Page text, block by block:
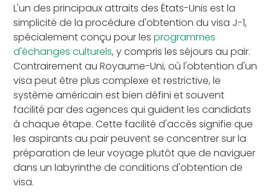
L'un des principaux attraits des États-Unis est la
simplicité de la procédure d'obtention du visa J-1,
spécialement conçu pour lesprogrammes
d'échanges culturels, y compris les séjours au pair.
Contrairement au Royaume-Uni, où l'obtention d'un
visa peut être plus complexe et restrictive, le
système américain est bien défini et souvent
facilité par des agences qui guident les candidats
à chaque étape. Cette facilité d'accès signifie que
les aspirants au pair peuvent se concentrer sur la
préparation de leur voyage plutôt que de naviguer
dans un labyrinthe de conditions d'obtention de
visa.